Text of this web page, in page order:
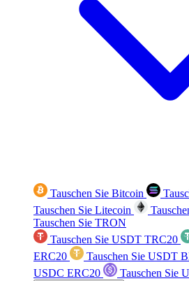
Tauschen Sie Bitcoin
Tauschen Sie Litecoin
Tauschen Sie TRON
Tauschen Sie USDT TRC20
ERC20
Tauschen Sie USDT
USDC ERC20
Tauschen Sie